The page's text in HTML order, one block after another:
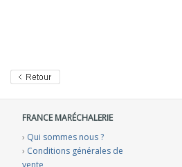
FRANCE MARÉCHALERIE
› Qui sommes nous ?
› Conditions générales de
vente